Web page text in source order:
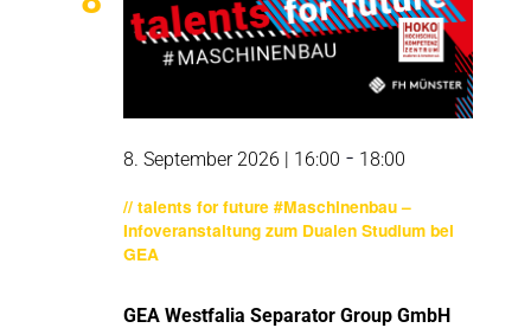
// talents for future #Maschinenbau –
Infoveranstaltung zum Dualen Studium bei
GEA
8. September 2026 | 16:00 - 18:00
GEA Westfalia Separator Group GmbH